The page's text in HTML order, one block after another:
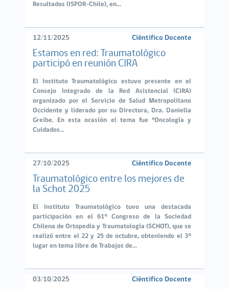
Resultados (ISPOR-Chile), en...
12/11/2025 Ciéntifico Docente
Estamos en red: Traumatológico
participó en reunión CIRA
El Instituto Traumatológico estuvo presente en el
Consejo Integrado de la Red Asistencial (CIRA)
organizado por el Servicio de Salud Metropolitano
Occidente y liderado por su Directora, Dra. Daniella
Greibe. En esta ocasión el tema fue “Oncología y
Cuidados...
27/10/2025 Ciéntifico Docente
Traumatológico entre los mejores de
la Schot 2025
El Instituto Traumatológico tuvo una destacada
participación en el 61° Congreso de la Sociedad
Chilena de Ortopedia y Traumatología (SCHOT), que se
realizó entre el 22 y 25 de octubre, obteniendo el 3°
lugar en tema libre de Trabajos de...
03/10/2025 Ciéntifico Docente